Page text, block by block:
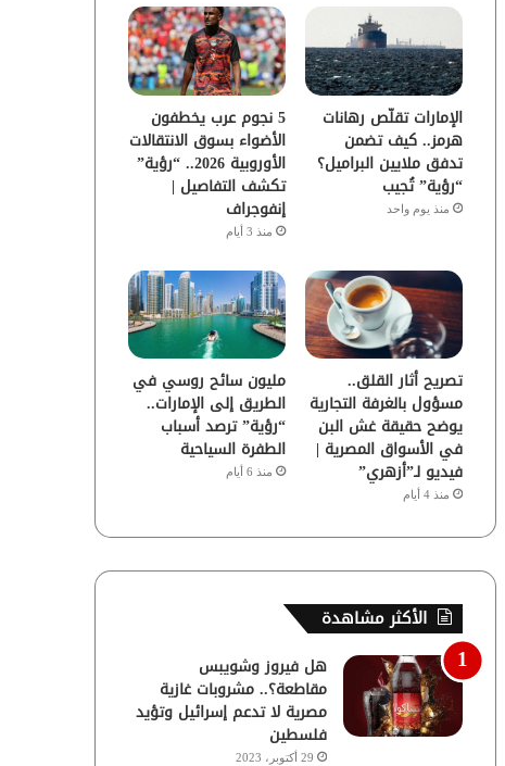
و
ك
و
ب
ق
ر
ا
م
الإمارات تقلّص رهانات
هرمز.. كيف تضمن
تدفق ملايين البراميل؟
“رؤية” تُجيب
منذ يوم واحد
5 نجوم عرب يخطفون
الأضواء بسوق الانتقالات
الأوروبية 2026.. “رؤية”
تكشف التفاصيل |
إنفوجراف
منذ 3 أيام
تصريح أثار القلق..
مسؤول بالغرفة التجارية
يوضح حقيقة غش البن
في الأسواق المصرية |
فيديو لـ”أزهري”
منذ 4 أيام
مليون سائح روسي في
الطريق إلى الإمارات..
“رؤية” ترصد أسباب
الطفرة السياحية
منذ 6 أيام
الأكثر مشاهدة
هل فيروز وشويبس
مقاطعة؟.. مشروبات غازية
مصرية لا تدعم إسرائيل وتؤيد
فلسطين
29 أكتوبر، 2023